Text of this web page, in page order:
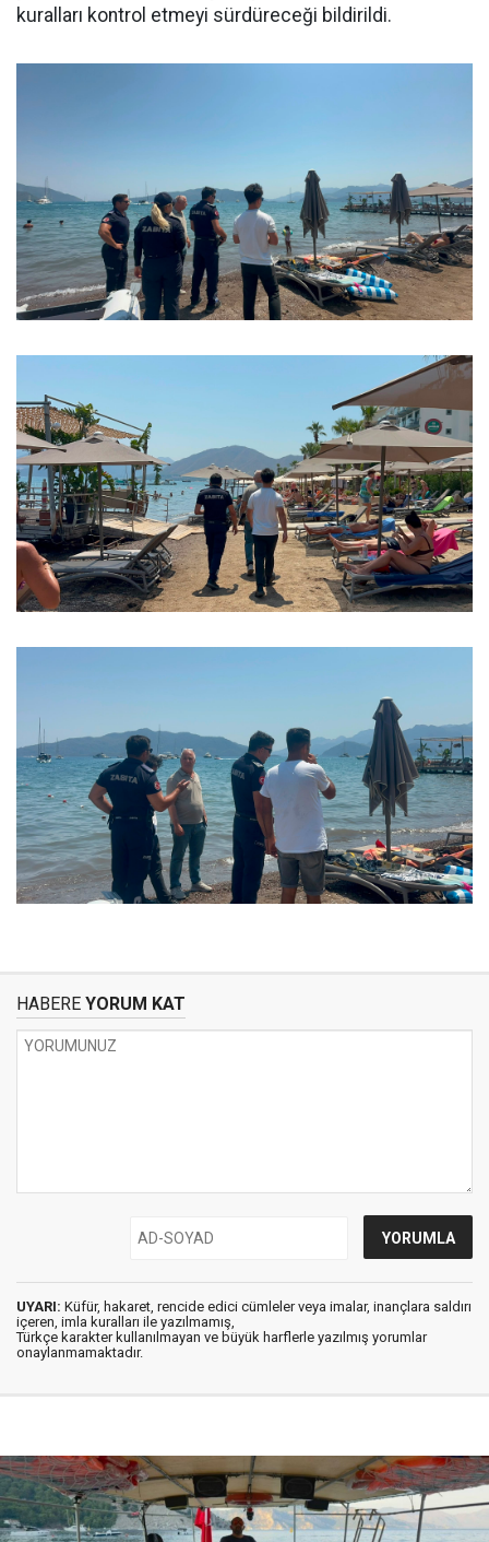
kuralları kontrol etmeyi sürdüreceği bildirildi.
HABERE YORUM KAT
UYARI: Küfür, hakaret, rencide edici cümleler veya imalar, inançlara saldırı
içeren, imla kuralları ile yazılmamış,
Türkçe karakter kullanılmayan ve büyük harflerle yazılmış yorumlar
onaylanmamaktadır.